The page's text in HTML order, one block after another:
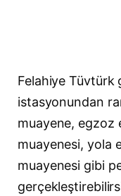
Felahiye Tüvtürk
istasyonundan
muayene, egzoz
muayenesi, yola
muayenesi gibi